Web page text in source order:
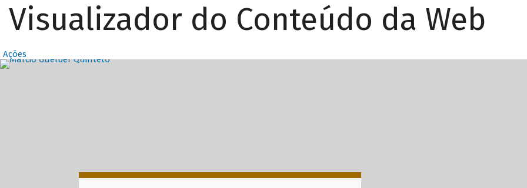
Visualizador do Conteúdo da Web
Ações
Destaques Principais com